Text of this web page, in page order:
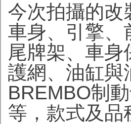
今次拍攝的改
車身、引擎、
尾牌架、車
護網、油缸與
BREMBO制
等，款式及品